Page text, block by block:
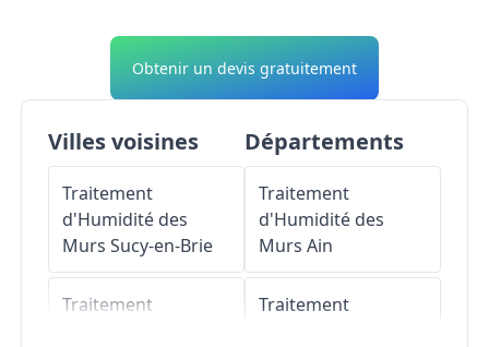
Obtenir un devis gratuitement
Villes voisines
Traitement
d'Humidité des
Murs Sucy-en-Brie
Traitement
Départements
Traitement
d'Humidité des
Murs Ain
Traitement